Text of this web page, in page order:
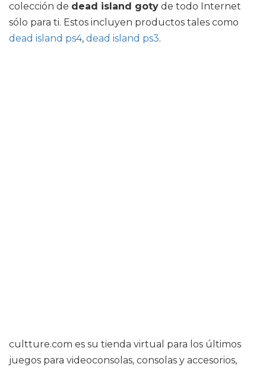
colección de dead island goty de todo Internet
sólo para ti. Estos incluyen productos tales como
dead island ps4, dead island ps3.
cultture.com es su tienda virtual para los últimos
juegos para videoconsolas, consolas y accesorios,